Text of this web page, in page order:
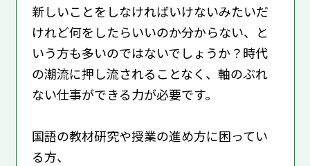
新しいことをしなければいけないみたいだ
けれど何をしたらいいのか分からない、と
いう方も多いのではないでしょうか？時代
の潮流に押し流されることなく、軸のぶれ
ない仕事ができる力が必要です。
国語の教材研究や授業の進め方に困ってい
る方、